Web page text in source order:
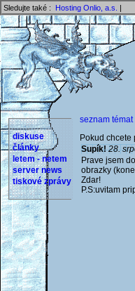
Sledujte také : Hosting Onlio, a.s. |
diskuse
články
letem - netem
server news
tiskové zprávy
seznam témat
Pokud
Supík! 28.
Prave jsem
obrazky
Zdar!
P.S:uvitam